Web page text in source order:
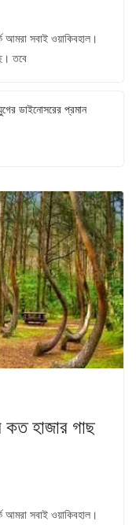
আমরা সবাই ওয়াকিবহাল।
তবে
ডাইনোসরের প্রমান
কত হাজার গাছ
আমরা সবাই ওয়াকিবহাল।